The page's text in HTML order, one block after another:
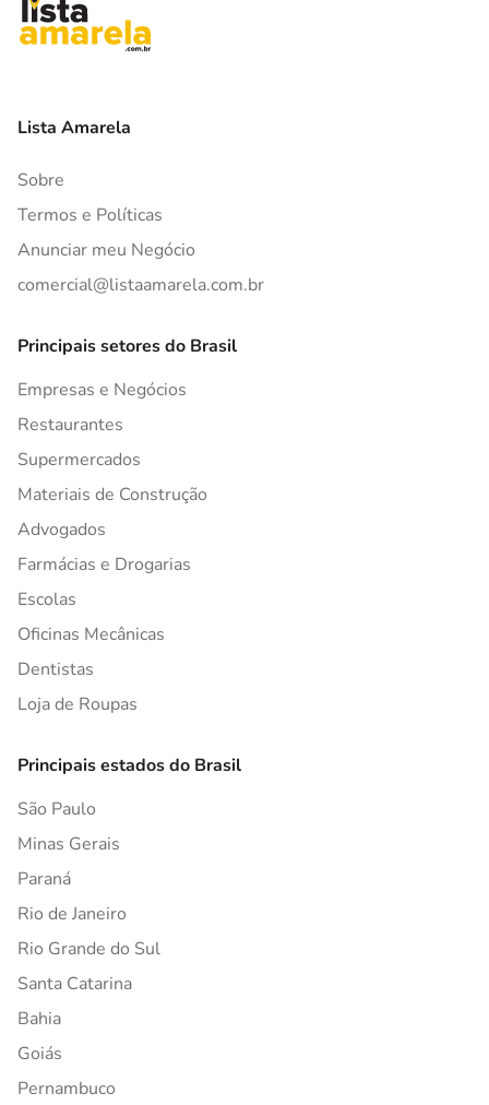
Lista Amarela
Sobre
Termos e Políticas
Anunciar meu Negócio
comercial@listaamarela.com.br
Principais setores do Brasil
Empresas e Negócios
Restaurantes
Supermercados
Materiais de Construção
Advogados
Farmácias e Drogarias
Escolas
Oficinas Mecânicas
Dentistas
Loja de Roupas
Principais estados do Brasil
São Paulo
Minas Gerais
Paraná
Rio de Janeiro
Rio Grande do Sul
Santa Catarina
Bahia
Goiás
Pernambuco